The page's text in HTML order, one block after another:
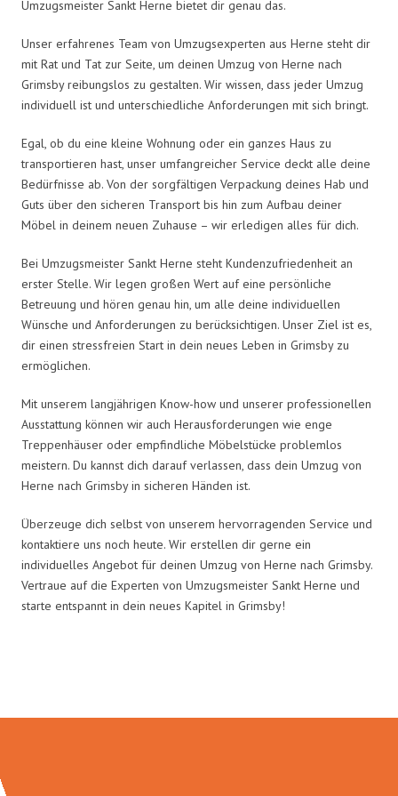
Umzugsmeister Sankt Herne bietet dir genau das.
Unser erfahrenes Team von Umzugsexperten aus Herne steht dir
mit Rat und Tat zur Seite, um deinen Umzug von Herne nach
Grimsby reibungslos zu gestalten. Wir wissen, dass jeder Umzug
individuell ist und unterschiedliche Anforderungen mit sich bringt.
Egal, ob du eine kleine Wohnung oder ein ganzes Haus zu
transportieren hast, unser umfangreicher Service deckt alle deine
Bedürfnisse ab. Von der sorgfältigen Verpackung deines Hab und
Guts über den sicheren Transport bis hin zum Aufbau deiner
Möbel in deinem neuen Zuhause – wir erledigen alles für dich.
Bei Umzugsmeister Sankt Herne steht Kundenzufriedenheit an
erster Stelle. Wir legen großen Wert auf eine persönliche
Betreuung und hören genau hin, um alle deine individuellen
Wünsche und Anforderungen zu berücksichtigen. Unser Ziel ist es,
dir einen stressfreien Start in dein neues Leben in Grimsby zu
ermöglichen.
Mit unserem langjährigen Know-how und unserer professionellen
Ausstattung können wir auch Herausforderungen wie enge
Treppenhäuser oder empfindliche Möbelstücke problemlos
meistern. Du kannst dich darauf verlassen, dass dein Umzug von
Herne nach Grimsby in sicheren Händen ist.
Überzeuge dich selbst von unserem hervorragenden Service und
kontaktiere uns noch heute. Wir erstellen dir gerne ein
individuelles Angebot für deinen Umzug von Herne nach Grimsby.
Vertraue auf die Experten von Umzugsmeister Sankt Herne und
starte entspannt in dein neues Kapitel in Grimsby!